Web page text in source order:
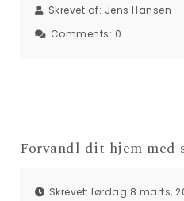
Skrevet af: Jens Hansen
Comments: 0
Forvandl dit hjem
Skrevet: lørdag 8 marts,